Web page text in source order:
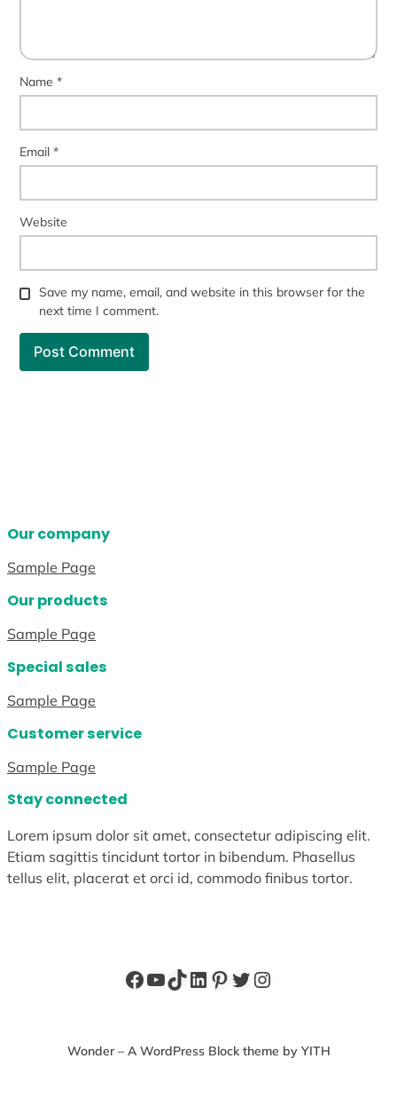
Name*
Email*
Website
Save my name, email, and website in this browser for the
next time I comment.
Our company
Sample Page
Our products
Sample Page
Special sales
Sample Page
Customer service
Sample Page
Stay connected
Lorem ipsum dolor sit amet, consectetur adipiscing elit.
Etiam sagittis tincidunt tortor in bibendum. Phasellus
tellus elit, placerat et orci id, commodo finibus tortor.
Facebook
YouTube
TikTok
LinkedIn
Pinterest
Twitter
Instagram
Wonder – A WordPress Block theme by YITH